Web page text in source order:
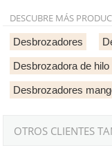
DESCUBRE MÁS
Desbrozadores
Desbrozadora de hilo
Desbrozadores
OTROS CLIENTES